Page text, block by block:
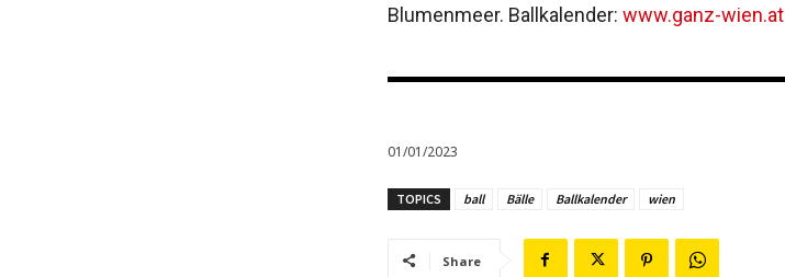
Blumenmeer. Ballkalender: www.ganz-wien.at
01/01/2023
TOPICS ball Bälle Ballkalender wien
Share